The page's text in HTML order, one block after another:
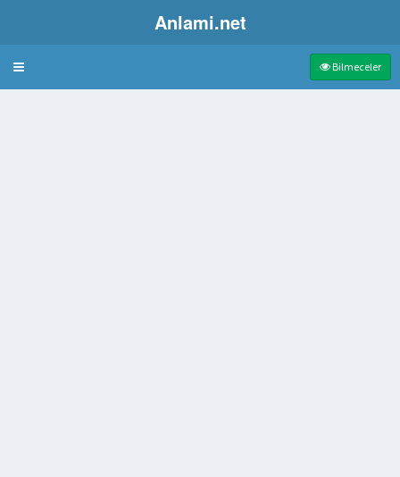
Anlami.net
Bulmaca Bilmeceler